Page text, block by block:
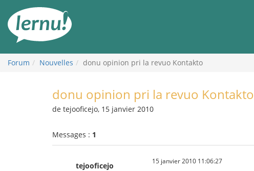
contenu
Forum Nouvelles donu opinion pri la revuo Kontakto
donu opinion pri la revuo Kontakto
de tejooficejo, 15 janvier 2010
Messages : 1
tejooficejo 15 janvier 2010 11:06:27